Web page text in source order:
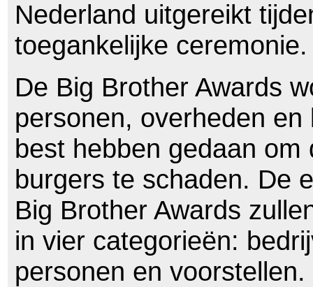
Nederland uitgereikt
toegankelijke ceremonie.
De Big Brother Awards
personen, overheden
best hebben gedaan om
burgers te schaden. De
Big Brother Awards
in vier categorieën:
personen en voorstellen.